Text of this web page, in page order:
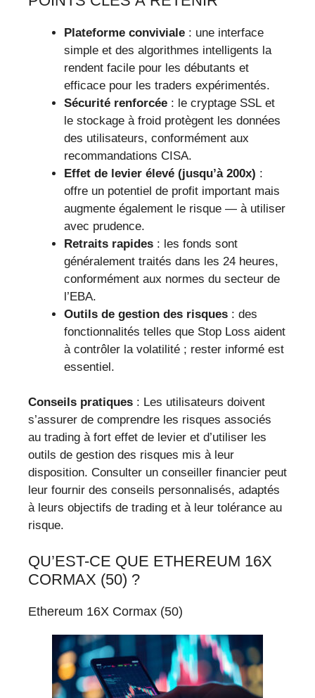
Plateforme conviviale : une interface
simple et des algorithmes intelligents la
rendent facile pour les débutants et
efficace pour les traders expérimentés.
Sécurité renforcée : le cryptage SSL et
le stockage à froid protègent les données
des utilisateurs, conformément aux
recommandations CISA.
Effet de levier élevé (jusqu’à 200x) :
offre un potentiel de profit important mais
augmente également le risque — à utiliser
avec prudence.
Retraits rapides : les fonds sont
généralement traités dans les 24 heures,
conformément aux normes du secteur de
l’EBA.
Outils de gestion des risques : des
fonctionnalités telles que Stop Loss aident
à contrôler la volatilité ; rester informé est
essentiel.
Conseils pratiques : Les utilisateurs doivent
s’assurer de comprendre les risques associés
au trading à fort effet de levier et d’utiliser les
outils de gestion des risques mis à leur
disposition. Consulter un conseiller financier peut
leur fournir des conseils personnalisés, adaptés
à leurs objectifs de trading et à leur tolérance au
risque.
QU’EST-CE QUE ETHEREUM 16X
CORMAX (50) ?
Ethereum 16X Cormax (50)